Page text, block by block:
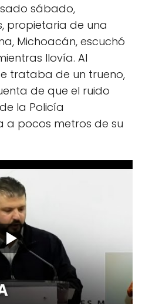
sábado,
propietaria de una
Michoacán, escuchó
llovía. Al
trataba de un trueno,
de que el ruido
la Policía
a pocos metros de su